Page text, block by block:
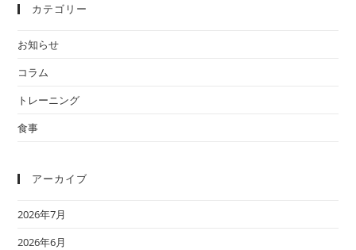
カテゴリー
お知らせ
コラム
トレーニング
食事
アーカイブ
2026年7月
2026年6月